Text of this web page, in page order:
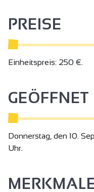
PREISE
Einheitspreis: 250 €.
GEÖFFNET
Donnerstag, den 10.
Uhr.